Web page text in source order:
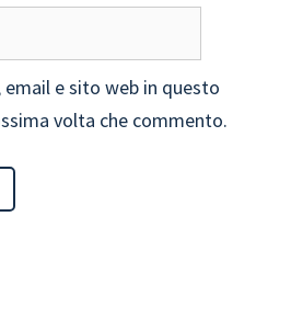
email e sito web in questo
volta che commento.